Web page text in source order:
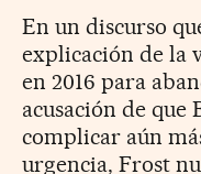
En un discurso
explicación de la
en 2016 para
acusación de que
complicar aún
urgencia, Frost